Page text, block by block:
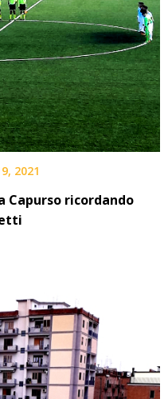
2021
Capurso ricordando